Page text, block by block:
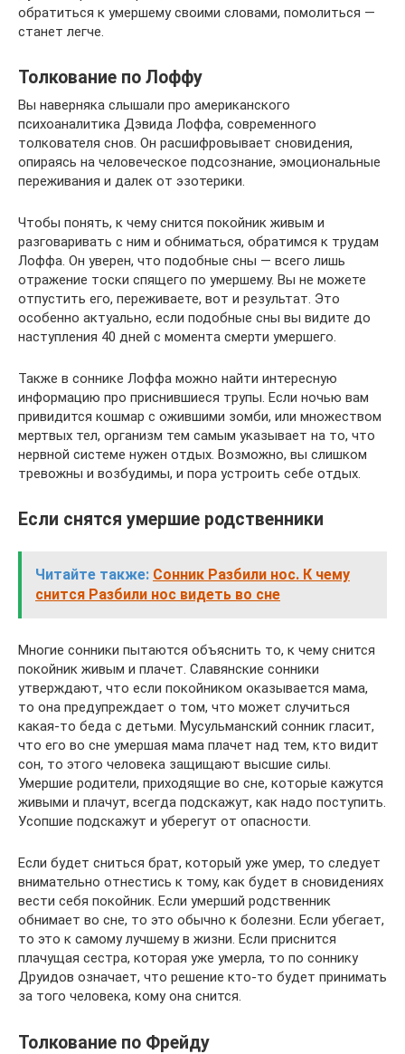
обратиться к умершему своими словами, помолиться —
станет легче.
Толкование по Лоффу
Вы наверняка слышали про американского
психоаналитика Дэвида Лоффа, современного
толкователя снов. Он расшифровывает сновидения,
опираясь на человеческое подсознание, эмоциональные
переживания и далек от эзотерики.
Чтобы понять, к чему снится покойник живым и
разговаривать с ним и обниматься, обратимся к трудам
Лоффа. Он уверен, что подобные сны — всего лишь
отражение тоски спящего по умершему. Вы не можете
отпустить его, переживаете, вот и результат. Это
особенно актуально, если подобные сны вы видите до
наступления 40 дней с момента смерти умершего.
Также в соннике Лоффа можно найти интересную
информацию про приснившиеся трупы. Если ночью вам
привидится кошмар с ожившими зомби, или множеством
мертвых тел, организм тем самым указывает на то, что
нервной системе нужен отдых. Возможно, вы слишком
тревожны и возбудимы, и пора устроить себе отдых.
Если снятся умершие родственники
Читайте также: Сонник Разбили нос. К чему
снится Разбили нос видеть во сне
Многие сонники пытаются объяснить то, к чему снится
покойник живым и плачет. Славянские сонники
утверждают, что если покойником оказывается мама,
то она предупреждает о том, что может случиться
какая-то беда с детьми. Мусульманский сонник гласит,
что его во сне умершая мама плачет над тем, кто видит
сон, то этого человека защищают высшие силы.
Умершие родители, приходящие во сне, которые кажутся
живыми и плачут, всегда подскажут, как надо поступить.
Усопшие подскажут и уберегут от опасности.
Если будет сниться брат, который уже умер, то следует
внимательно отнестись к тому, как будет в сновидениях
вести себя покойник. Если умерший родственник
обнимает во сне, то это обычно к болезни. Если убегает,
то это к самому лучшему в жизни. Если приснится
плачущая сестра, которая уже умерла, то по соннику
Друидов означает, что решение кто-то будет принимать
за того человека, кому она снится.
Толкование по Фрейду